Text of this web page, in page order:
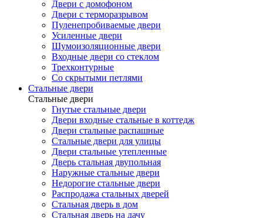
Двери с домофоном
Двери с терморазрывом
Пуленепробиваемые двери
Усиленные двери
Шумоизоляционные двери
Входные двери со стеклом
Трехконтурные
Со скрытыми петлями
Стальные двери
Стальные двери
Гнутые стальные двери
Двери входные стальные в коттедж
Двери стальные распашные
Стальные двери для улицы
Двери стальные утепленные
Дверь стальная двупольная
Наружные стальные двери
Недорогие стальные двери
Распродажа стальных дверей
Стальная дверь в дом
Стальная дверь на дачу